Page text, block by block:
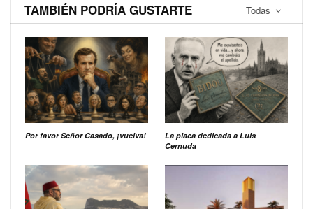
Todas
TAMBIÉN PODRÍA GUSTARTE
Por favor Señor Casado, ¡vuelva!
La placa dedicada a Luis
Cernuda